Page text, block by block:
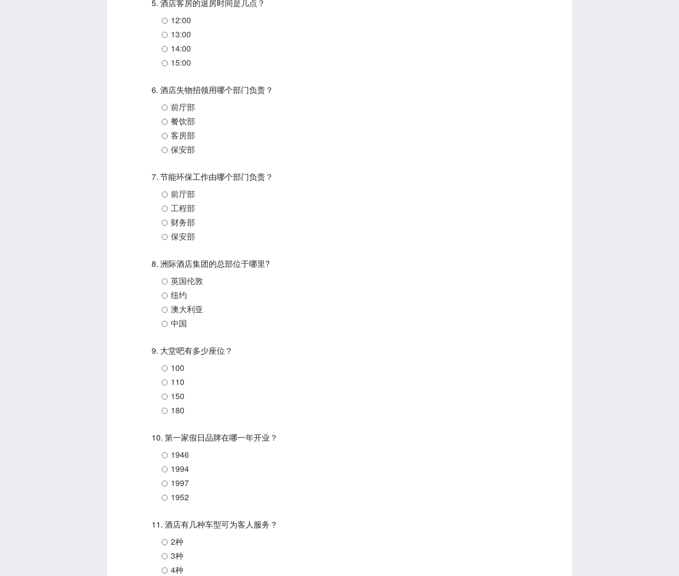
5. 酒店客房的退房时间是几点？
12:00
13:00
14:00
15:00
6. 酒店失物招领用哪个部门负责？
前厅部
餐饮部
客房部
保安部
7. 节能环保工作由哪个部门负责？
前厅部
工程部
财务部
保安部
8. 洲际酒店集团的总部位于哪里?
英国伦敦
纽约
澳大利亚
中国
9. 大堂吧有多少座位？
100
110
150
180
10. 第一家假日品牌在哪一年开业？
1946
1994
1997
1952
11. 酒店有几种车型可为客人服务？
2种
3种
4种